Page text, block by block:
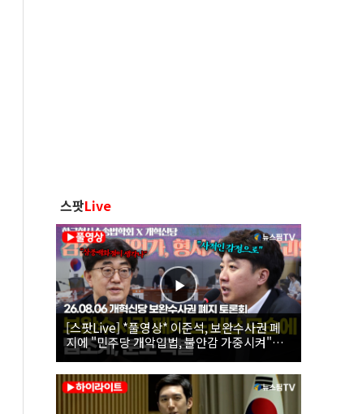
스팟Live
[스팟Live] *풀영상* 이준석, 보완수사권 폐
지에 "민주당 개악입법, 불안감 가중시켜"｜
26.08.06 개혁신당 보완수사권 폐지 토론회